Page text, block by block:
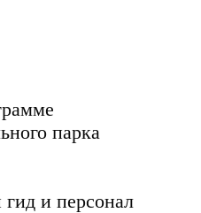
парка
и персонал